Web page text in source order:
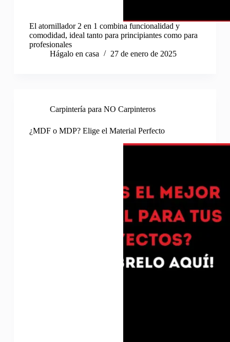
El atornillador 2 en 1 combina funcionalidad y
comodidad, ideal tanto para principiantes como para
profesionales
Hágalo en casa
27 de enero de 2025
Carpintería para NO Carpinteros
¿MDF o MDP? Elige el Material Perfecto